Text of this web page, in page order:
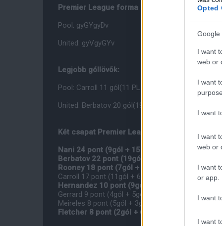
Opted
Google
I want
web or
I want
I want
I want
web or
I want
or app.
I want
I want
Premier League forma az utolsó öt mérkõzés
Pool: gyGYgyDv
United: gyVgyGYv
Legjobb góllövõk:
Pool: Carroll 11 gól(11 PL - mind Newcastleben),
United: Berbatov 20 gól(19 PL), Hernandez 13
Két csapat Premier League kanadai táblázata:
Nani 24 pont (9gól + 15gólpassz)
Berbatov 22 pont (19gól + 3gólpassz)
Rooney 18 pont (7gól + 11gólpassz)
Carroll 17 pont (11gól + 6gólpassz) - mind a
Hernandez 10 pont (9gól + 1gólpassz)
Gerrard 9 pont (4gól + 5gólpassz)
Meireles 8 pont (5gól + 3gólpassz)
Fletcher 8 pont (2gól + 6gólpassz)